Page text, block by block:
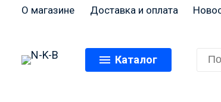
О магазине Доставка и оплата
Каталог